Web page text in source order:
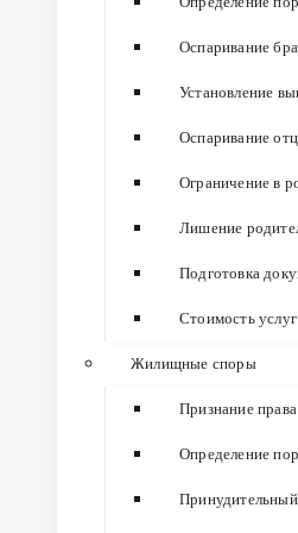
Оспаривание
Установление
Оспаривание
Ограничение в
Лишение
Подготовка
Стоимость
Жилищные споры
Признание
Определение